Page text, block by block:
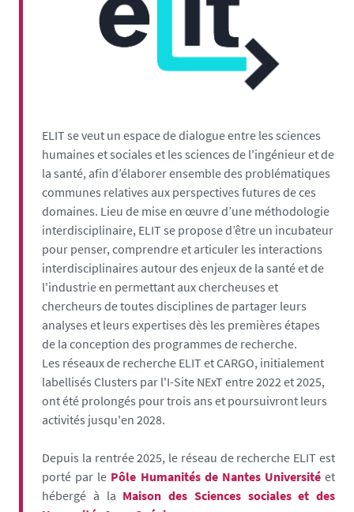
ELIT se veut un espace de dialogue entre les sciences
humaines et sociales et les sciences de l'ingénieur et de
la santé, afin d’élaborer ensemble des problématiques
communes relatives aux perspectives futures de ces
domaines. Lieu de mise en œuvre d’une méthodologie
interdisciplinaire, ELIT se propose d’être un incubateur
pour penser, comprendre et articuler les interactions
interdisciplinaires autour des enjeux de la santé et de
l'industrie en permettant aux chercheuses et
chercheurs de toutes disciplines de partager leurs
analyses et leurs expertises dès les premières étapes
de la conception des programmes de recherche.
Les réseaux de recherche ELIT et CARGO, initialement
labellisés Clusters par l'I-Site NExT entre 2022 et 2025,
ont été prolongés pour trois ans et poursuivront leurs
activités jusqu'en 2028.
Depuis la rentrée 2025, le réseau de recherche ELIT est
porté par le Pôle Humanités de Nantes Universitéet
hébergé à la Maison des Sciences sociales et des